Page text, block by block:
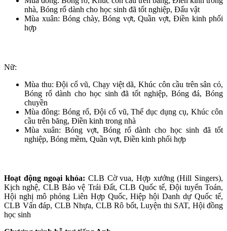
nhà, Bóng rổ dành cho học sinh đã tốt nghiệp, Đấu vật
Mùa xuân: Bóng chày, Bóng vợt, Quần vợt, Điền kinh phối
hợp
Nữ:
Mùa thu: Đội cổ vũ, Chạy việt dã, Khúc côn cầu trên sân cỏ,
Bóng rổ dành cho học sinh đã tốt nghiệp, Bóng đá, Bóng
chuyền
Mùa đông: Bóng rổ, Đội cổ vũ, Thể dục dụng cụ, Khúc côn
cầu trên băng, Điền kinh trong nhà
Mùa xuân: Bóng vợt, Bóng rổ dành cho học sinh đã tốt
nghiệp, Bóng mềm, Quần vợt, Điền kinh phối hợp
Hoạt động ngoại khóa: CLB Cờ vua, Hợp xướng (Hill Singers),
Kịch nghệ, CLB Bảo vệ Trái Đất, CLB Quốc tế, Đội tuyển Toán,
Hội nghị mô phỏng Liên Hợp Quốc, Hiệp hội Danh dự Quốc tế,
CLB Vấn đáp, CLB Nhựa, CLB Rô bốt, Luyện thi SAT, Hội đồng
học sinh